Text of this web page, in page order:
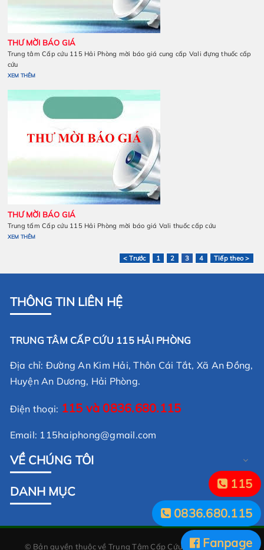
115
0836.680.115
Fanpage
THƯ MỜI BÁO GIÁ
Trung tâm cấp cứu 115 Hải Phòng thông báo tới các đơn vị
khảo, xây dựng giá gói thầu; làm cơ sở tổ chức lựa chọn nhà
trình sửa chữa khắc phục hậu quả sau bão số 3 tại Trung
THƯ MỜI BÁO GIÁ
cứu
< Trước 1 2 3 4 Tiếp theo >
THÔNG TIN LIÊN HỆ
TRUNG TÂM CẤP CỨU 115 HẢI PHÒNG
Địa chỉ: Đường An Kim Hải, Thôn Cái Tắt, Xã An Đồng,
Huyện An Dương, Hải Phòng.
Điện thoại: 115 và 0836.680.115
Email: 115haiphong@gmail.com
VỀ CHÚNG TÔI
DANH MỤC
© Bản quyền thuộc về Trung Tâm Cấp Cứu 115 Hải Phòng